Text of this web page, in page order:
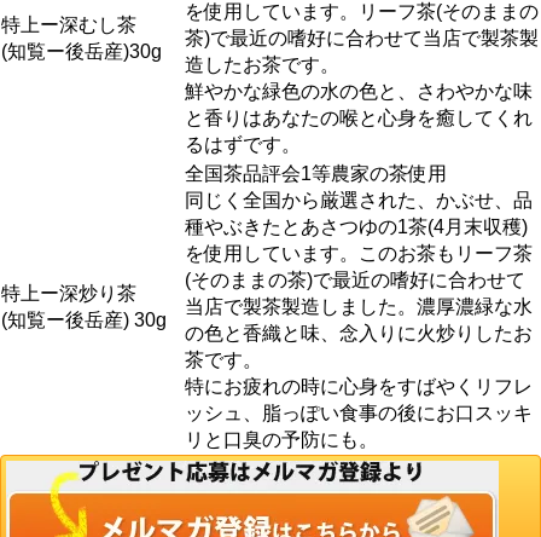
特上ー深むし茶
(知覧ー後岳産)30g
を使用しています。リーフ茶(そのままの
茶)で最近の嗜好に合わせて当店で製茶製
造したお茶です。
鮮やかな緑色の水の色と、さわやかな味
と香りはあなたの喉と心身を癒してくれ
るはずです。
特上ー深炒り茶
(知覧ー後岳産) 30g
全国茶品評会1等農家の茶使用
同じく全国から厳選された、かぶせ、品
種やぶきたとあさつゆの1茶(4月末収穫)
を使用しています。このお茶もリーフ茶
(そのままの茶)で最近の嗜好に合わせて
当店で製茶製造しました。濃厚濃緑な水
の色と香織と味、念入りに火炒りしたお
茶です。
特にお疲れの時に心身をすばやくリフレ
ッシュ、脂っぽい食事の後にお口スッキ
リと口臭の予防にも。